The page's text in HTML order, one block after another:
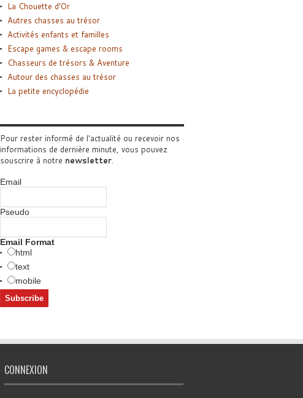
La Chouette d’Or
Autres chasses au trésor
Activités enfants et familles
Escape games & escape rooms
Chasseurs de trésors & Aventure
Autour des chasses au trésor
La petite encyclopédie
Pour rester informé de l'actualité ou recevoir nos
informations de dernière minute, vous pouvez
souscrire à notre newsletter.
Email
Pseudo
Email Format
html
text
mobile
CONNEXION